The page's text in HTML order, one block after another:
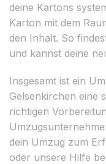
deine Kartons
Karton mit dem
den Inhalt. So
und kannst deine
Insgesamt ist ein
Gelsenkirchen eine
richtigen
dein Umzug zum
oder unsere Hilfe